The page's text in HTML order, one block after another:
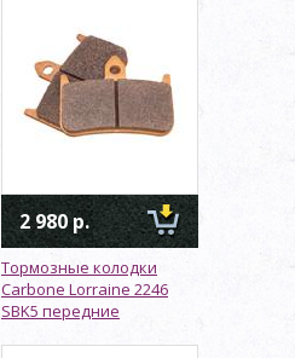
2 980 р.
Тормозные колодки
Carbone Lorraine 2246
SBK5 передние